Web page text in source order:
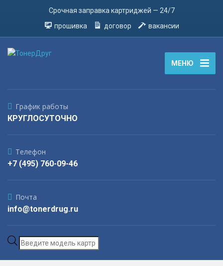
Срочная заправка картриджей — 24/7
прошивка
договор вакансии
МЕНЮ
График работы
КРУГЛОСУТОЧНО
Телефон
+7 (495) 760-09-46
Почта
info@tonerdrug.ru
Поиск
товаров